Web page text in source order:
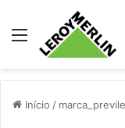
Menu
Início /